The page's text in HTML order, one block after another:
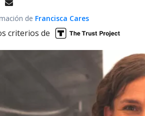
de Francisca Cares
criterios de